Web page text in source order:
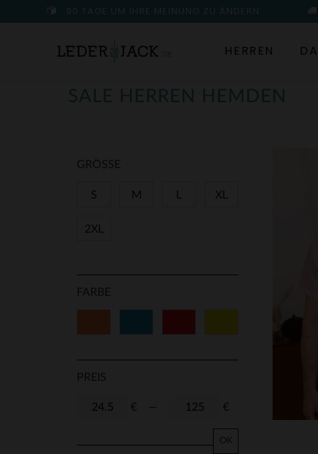
90 TAGE UM IHRE MEINUNG ZU ÄNDERN
HERREN
SALE HERREN HEMDEN
GRÖSSE
S M XL
2XL
FARBE
PREIS
€ €
OK